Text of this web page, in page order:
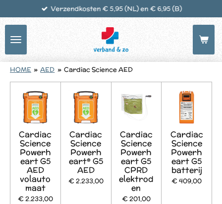
de
hoofdinhoud
Verzendkosten € 5,95 (NL) en € 6,95 (B)
HOME » AED » Cardiac Science AED
Cardiac
Science
Powerh
eart G5
AED
volauto
maat
€ 2.233,00
Cardiac
Science
Powerh
eart® G5
AED
€ 2.233,00
Cardiac
Science
Powerh
eart G5
CPRD
elektrod
en
€ 201,00
Cardiac
Science
Powerh
eart G5
batterij
€ 409,00